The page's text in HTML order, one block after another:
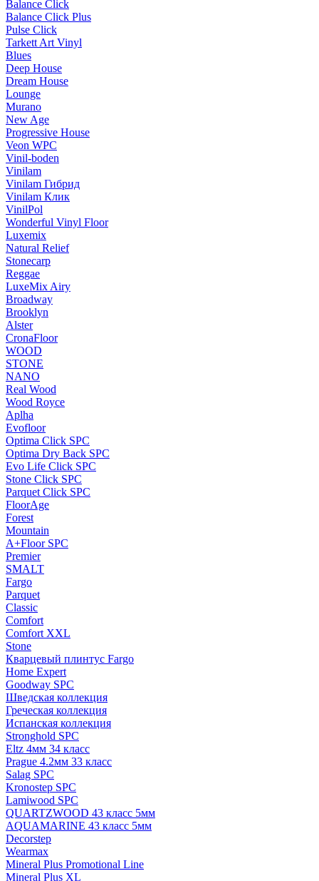
Balance Click
Balance Click Plus
Pulse Click
Tarkett Art Vinyl
Blues
Deep House
Dream House
Lounge
Murano
New Age
Progressive House
Veon WPC
Vinil-boden
Vinilam
Vinilam Гибрид
Vinilam Клик
VinilPol
Wonderful Vinyl Floor
Luxemix
Natural Relief
Stonecarp
Reggae
LuxeMix Airy
Broadway
Brooklyn
Alster
CronaFloor
WOOD
STONE
NANO
Real Wood
Wood Royce
Aplha
Evofloor
Optima Click SPC
Optima Dry Back SPC
Evo Life Click SPC
Stone Click SPC
Parquet Click SPC
FloorAge
Forest
Mountain
A+Floor SPC
Premier
SMALT
Fargo
Parquet
Classic
Comfort
Comfort XXL
Stone
Кварцевый плинтус Fargo
Home Expert
Goodway SPC
Шведская коллекция
Греческая коллекция
Испанская коллекция
Stronghold SPC
Eltz 4мм 34 класс
Prague 4.2мм 33 класс
Salag SPC
Kronostep SPC
Lamiwood SPC
QUARTZWOOD 43 класс 5мм
AQUAMARINE 43 класс 5мм
Decorstep
Wearmax
Mineral Plus Promotional Line
Mineral Plus XL